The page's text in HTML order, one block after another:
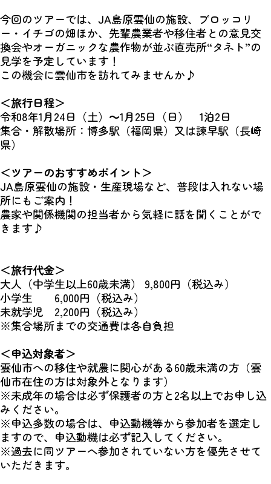
今回のツアーでは、JA島原雲仙の施設、ブロッコリ
ー・イチゴの畑ほか、先輩農業者や移住者との意見交
換会やオーガニックな農作物が並ぶ直売所“タネト”の
見学を予定しています！
この機会に雲仙市を訪れてみませんか♪
＜旅行日程＞
令和8年1月24日（土）～1月25日（日） 1泊2日
集合・解散場所：博多駅（福岡県）又は諫早駅（長崎
県）
＜ツアーのおすすめポイント＞
JA島原雲仙の施設・生産現場など、普段は入れない場
所にもご案内！
農家や関係機関の担当者から気軽に話を聞くことがで
きます♪
＜旅行代金＞
大人（中学生以上60歳未満） 9,800円（税込み）
小学生 6,000円（税込み）
未就学児 2,200円（税込み）
※集合場所までの交通費は各自負担
＜申込対象者＞
雲仙市への移住や就農に関心がある60歳未満の方（雲
仙市在住の方は対象外となります）
※未成年の場合は必ず保護者の方と2名以上でお申し込
みください。
※申込多数の場合は、申込動機等から参加者を選定し
ますので、申込動機は必ず記入してください。
※過去に同ツアーへ参加されていない方を優先させて
いただきます。